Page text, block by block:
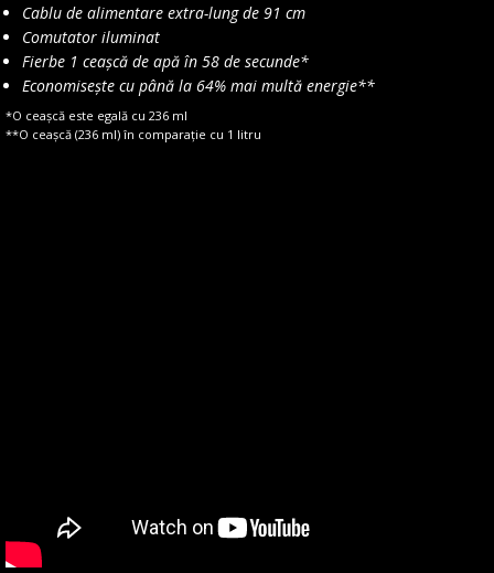
Cablu de alimentare extra-lung de 91 cm
Comutator iluminat
Fierbe 1 ceașcă de apă în 58 de secunde*
Economisește cu până la 64% mai multă energie**
*O ceașcă este egală cu 236 ml
**O ceașcă (236 ml) în comparație cu 1 litru